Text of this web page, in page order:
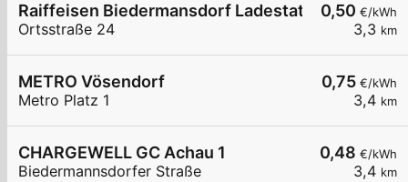
0,50 €/kWh
3,3 km
Raiffeisen Biedermansdorf Ladestation
Ortsstraße 24
0,75 €/kWh
3,4 km
METRO Vösendorf
Metro Platz 1
0,48 €/kWh
3,4 km
CHARGEWELL GC Achau 1
Biedermannsdorfer Straße